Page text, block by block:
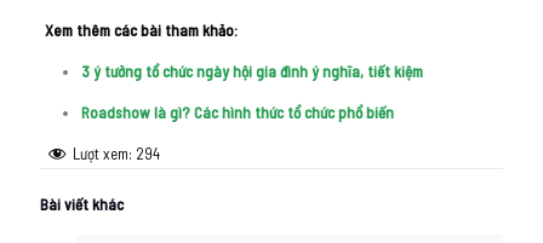
Xem thêm các bài tham khảo:
3 ý tưởng tổ chức ngày hội gia đình ý nghĩa, tiết kiệm
Roadshow là gì? Các hình thức tổ chức phổ biến
Lượt xem: 294
Bài viết khác